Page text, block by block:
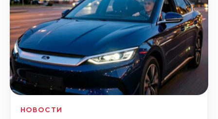
НОВОСТИ